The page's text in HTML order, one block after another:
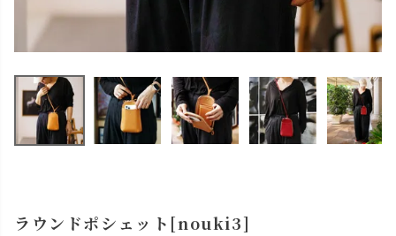
ラウンドポシェット[nouki3]